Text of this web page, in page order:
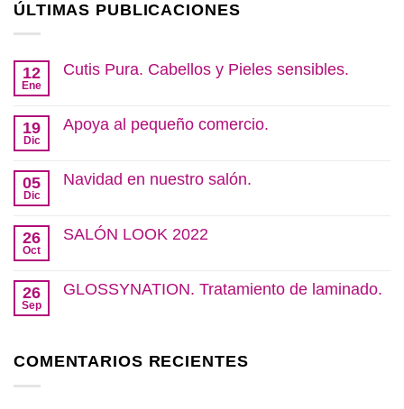
ÚLTIMAS PUBLICACIONES
12
Ene
Cutis Pura. Cabellos y Pieles sensibles.
en
y
19
Dic
Apoya al pequeño comercio.
comentarios
en
comercio.
05
Dic
Navidad en nuestro salón.
comentarios
en
salón.
26
Oct
SALÓN LOOK 2022
en
26
Sep
GLOSSYNATION. Tratamiento de laminado.
GLOSSYNATION.
COMENTARIOS RECIENTES